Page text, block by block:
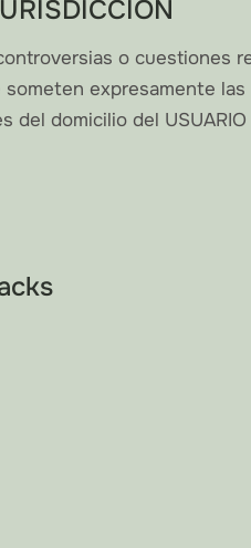
o cuestiones
someten expresamente
del domicilio del